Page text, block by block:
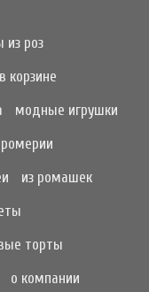
из роз
корзине
модные игрушки
из ромашек
торты
о компании